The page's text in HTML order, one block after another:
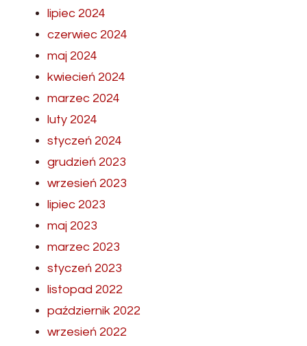
lipiec 2024
czerwiec 2024
maj 2024
kwiecień 2024
marzec 2024
luty 2024
styczeń 2024
grudzień 2023
wrzesień 2023
lipiec 2023
maj 2023
marzec 2023
styczeń 2023
listopad 2022
październik 2022
wrzesień 2022